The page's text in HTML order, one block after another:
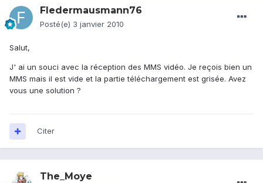
Fledermausmann76
Posté(e) 3 janvier 2010
Salut,
J' ai un souci avec la réception des MMS vidéo. Je reçois bien un
MMS mais il est vide et la partie téléchargement est grisée. Avez
vous une solution ?
Citer
The_Moye